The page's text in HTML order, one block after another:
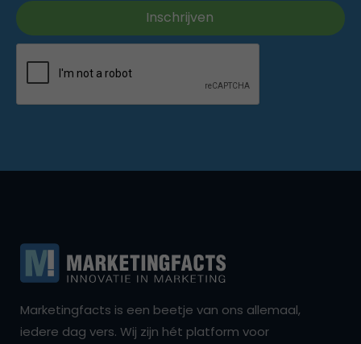
Marketingfacts is een beetje van ons allemaal,
iedere dag vers. Wij zijn hét platform voor